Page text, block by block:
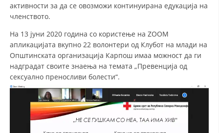
ДЕЈСТВУВАЊЕ
активности за да се овозможи континуирана едукација на
членството.
На 13 јуни 2020 година со користење на ZOOM
апликацијата вкупно 22 волонтери од Клубот на млади на
Општинската организација Карпош имаа можност да ги
надградат своите знаења на темата „Превенција од
сексуално преносливи болести“.